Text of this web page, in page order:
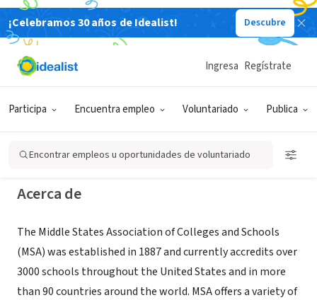
¡Celebramos 30 años de Idealist! Descubre
Participa Encuentra empleo Voluntariado Publica
Ingresa Regístrate
Encontrar empleos u oportunidades de voluntariado
ORGANIZACIÓN SIN FIN DE LUCRO
Middle States Association of
Colleges and Schools
Philadelphia, PA|www.msa-cess.org
Acerca de
The Middle States Association of Colleges and Schools
(MSA) was established in 1887 and currently accredits over
3000 schools throughout the United States and in more
than 90 countries around the world. MSA offers a variety of